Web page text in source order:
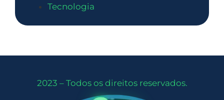
Tecnologia
2023 – Todos os direitos reservados.